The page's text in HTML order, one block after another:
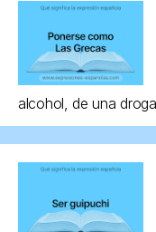
alcohol, de una